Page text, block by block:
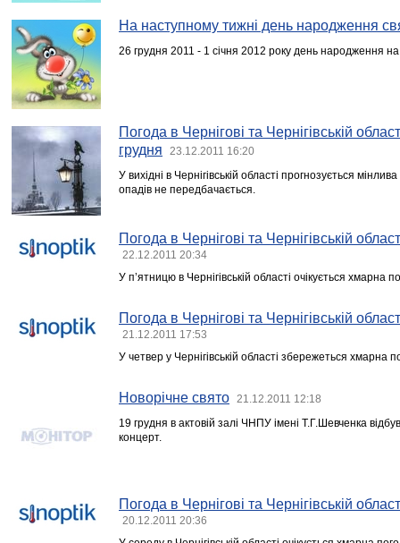
На наступному тижні день народження
26 грудня 2011 - 1 січня 2012 року день народження на
Погода в Чернігові та Чернігівській
грудня
23.12.2011 16:20
У вихідні в Чернігівській області прогнозується
опадів не передбачається.
Погода в Чернігові та Чернігівській
22.12.2011 20:34
У п’ятницю в Чернігівській області очікується хмарна
Погода в Чернігові та Чернігівській
21.12.2011 17:53
У четвер у Чернігівській області збережеться хмарна
Новорічне свято 21.12.2011 12:18
19 грудня в актовій залі ЧНПУ імені Т.Г.Шевченка
концерт.
Погода в Чернігові та Чернігівській
20.12.2011 20:36